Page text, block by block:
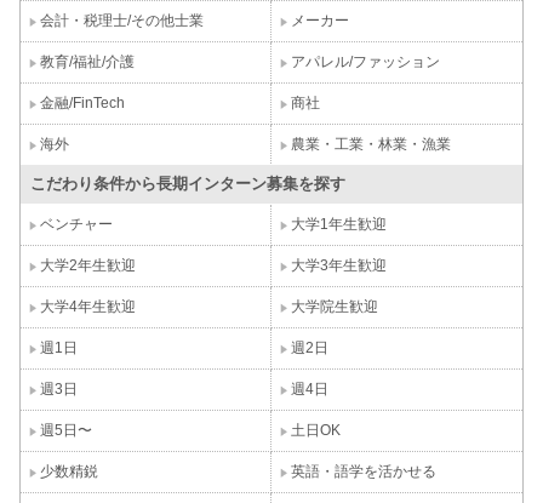
会計・税理士/その他士業 メーカー
教育/福祉/介護 アパレル/ファッション
金融/FinTech 商社
海外 農業・工業・林業・漁業
こだわり条件から長期インターン募集を探す
ベンチャー 大学1年生歓迎
大学2年生歓迎 大学3年生歓迎
大学4年生歓迎 大学院生歓迎
週1日 週2日
週3日 週4日
週5日〜 土日OK
少数精鋭 英語・語学を活かせる